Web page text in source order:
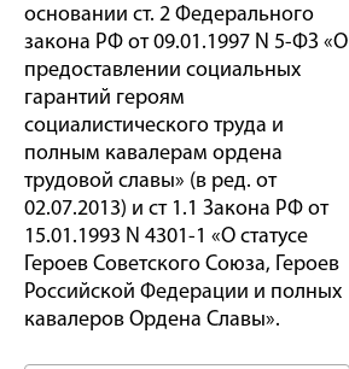
основании ст. 2 Федерального
закона РФ от 09.01.1997 N 5-ФЗ «О
предоставлении социальных
гарантий героям
социалистического труда и
полным кавалерам ордена
трудовой славы» (в ред. от
02.07.2013) и ст 1.1 Закона РФ от
15.01.1993 N 4301-1 «О статусе
Героев Советского Союза, Героев
Российской Федерации и полных
кавалеров Ордена Славы».